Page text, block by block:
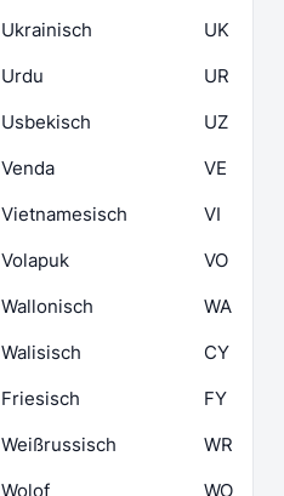
Ukrainisch
UK
Urdu
UR
Usbekisch
UZ
Venda
VE
Vietnamesisch
VI
Volapuk
VO
Wallonisch
WA
Walisisch
CY
Friesisch
FY
Weißrussisch
WR
Wolof WO